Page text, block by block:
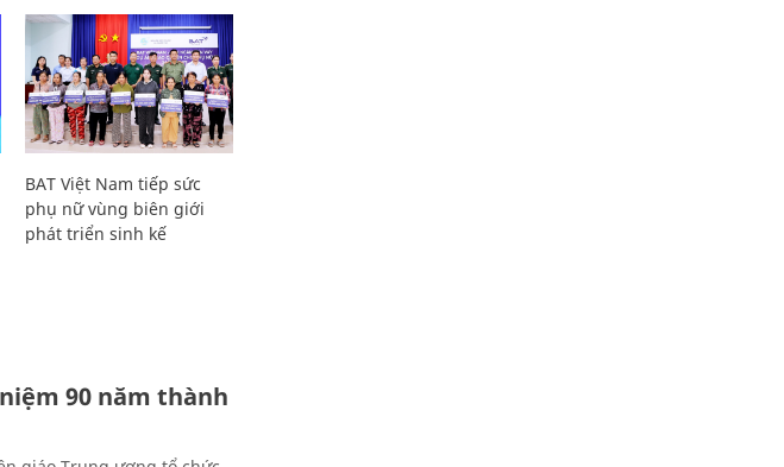
BAT Việt Nam tiếp sức
phụ nữ vùng biên giới
phát triển sinh kế
90 năm thành